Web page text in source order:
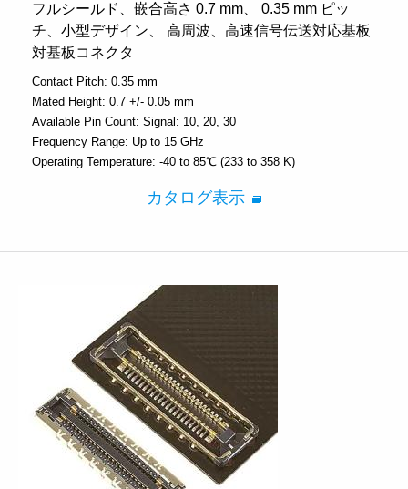
フルシールド、嵌合高さ 0.7 mm、 0.35 mm ピッ
チ、小型デザイン、 高周波、高速信号伝送対応基板
対基板コネクタ
Contact Pitch: 0.35 mm
Mated Height: 0.7 +/- 0.05 mm
Available Pin Count: Signal: 10, 20, 30
Frequency Range: Up to 15 GHz
Operating Temperature: -40 to 85℃ (233 to 358 K)
カタログ表示